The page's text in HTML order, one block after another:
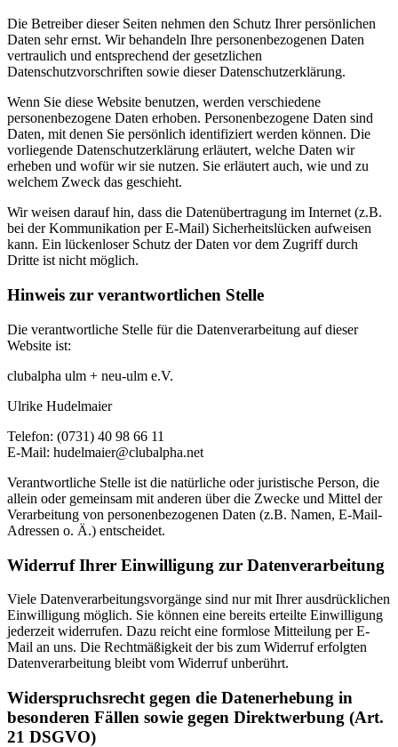
Die Betreiber dieser Seiten nehmen den Schutz Ihrer persönlichen
Daten sehr ernst. Wir behandeln Ihre personenbezogenen Daten
vertraulich und entsprechend der gesetzlichen
Datenschutzvorschriften sowie dieser Datenschutzerklärung.
Wenn Sie diese Website benutzen, werden verschiedene
personenbezogene Daten erhoben. Personenbezogene Daten sind
Daten, mit denen Sie persönlich identifiziert werden können. Die
vorliegende Datenschutzerklärung erläutert, welche Daten wir
erheben und wofür wir sie nutzen. Sie erläutert auch, wie und zu
welchem Zweck das geschieht.
Wir weisen darauf hin, dass die Datenübertragung im Internet (z.B.
bei der Kommunikation per E-Mail) Sicherheitslücken aufweisen
kann. Ein lückenloser Schutz der Daten vor dem Zugriff durch
Dritte ist nicht möglich.
Hinweis zur verantwortlichen Stelle
Die verantwortliche Stelle für die Datenverarbeitung auf dieser
Website ist:
clubalpha ulm + neu-ulm e.V.
Ulrike Hudelmaier
Telefon: (0731) 40 98 66 11
E-Mail: hudelmaier@clubalpha.net
Verantwortliche Stelle ist die natürliche oder juristische Person, die
allein oder gemeinsam mit anderen über die Zwecke und Mittel der
Verarbeitung von personenbezogenen Daten (z.B. Namen, E-Mail-
Adressen o. Ä.) entscheidet.
Widerruf Ihrer Einwilligung zur Datenverarbeitung
Viele Datenverarbeitungsvorgänge sind nur mit Ihrer ausdrücklichen
Einwilligung möglich. Sie können eine bereits erteilte Einwilligung
jederzeit widerrufen. Dazu reicht eine formlose Mitteilung per E-
Mail an uns. Die Rechtmäßigkeit der bis zum Widerruf erfolgten
Datenverarbeitung bleibt vom Widerruf unberührt.
Widerspruchsrecht gegen die Datenerhebung in
besonderen Fällen sowie gegen Direktwerbung (Art.
21 DSGVO)